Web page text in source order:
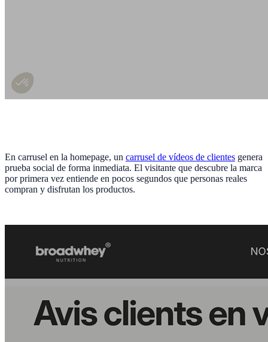
En carrusel en la homepage, un carrusel de vídeos de clientes genera
prueba social de forma inmediata. El visitante que descubre la marca
por primera vez entiende en pocos segundos que personas reales
compran y disfrutan los productos.